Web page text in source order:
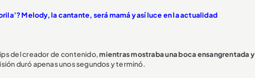
Melody, la cantante, será mamá y así luce en la actualidad
del creador de contenido,mientras mostraba una boca ensangrentada y
duró apenas unos segundos y terminó.